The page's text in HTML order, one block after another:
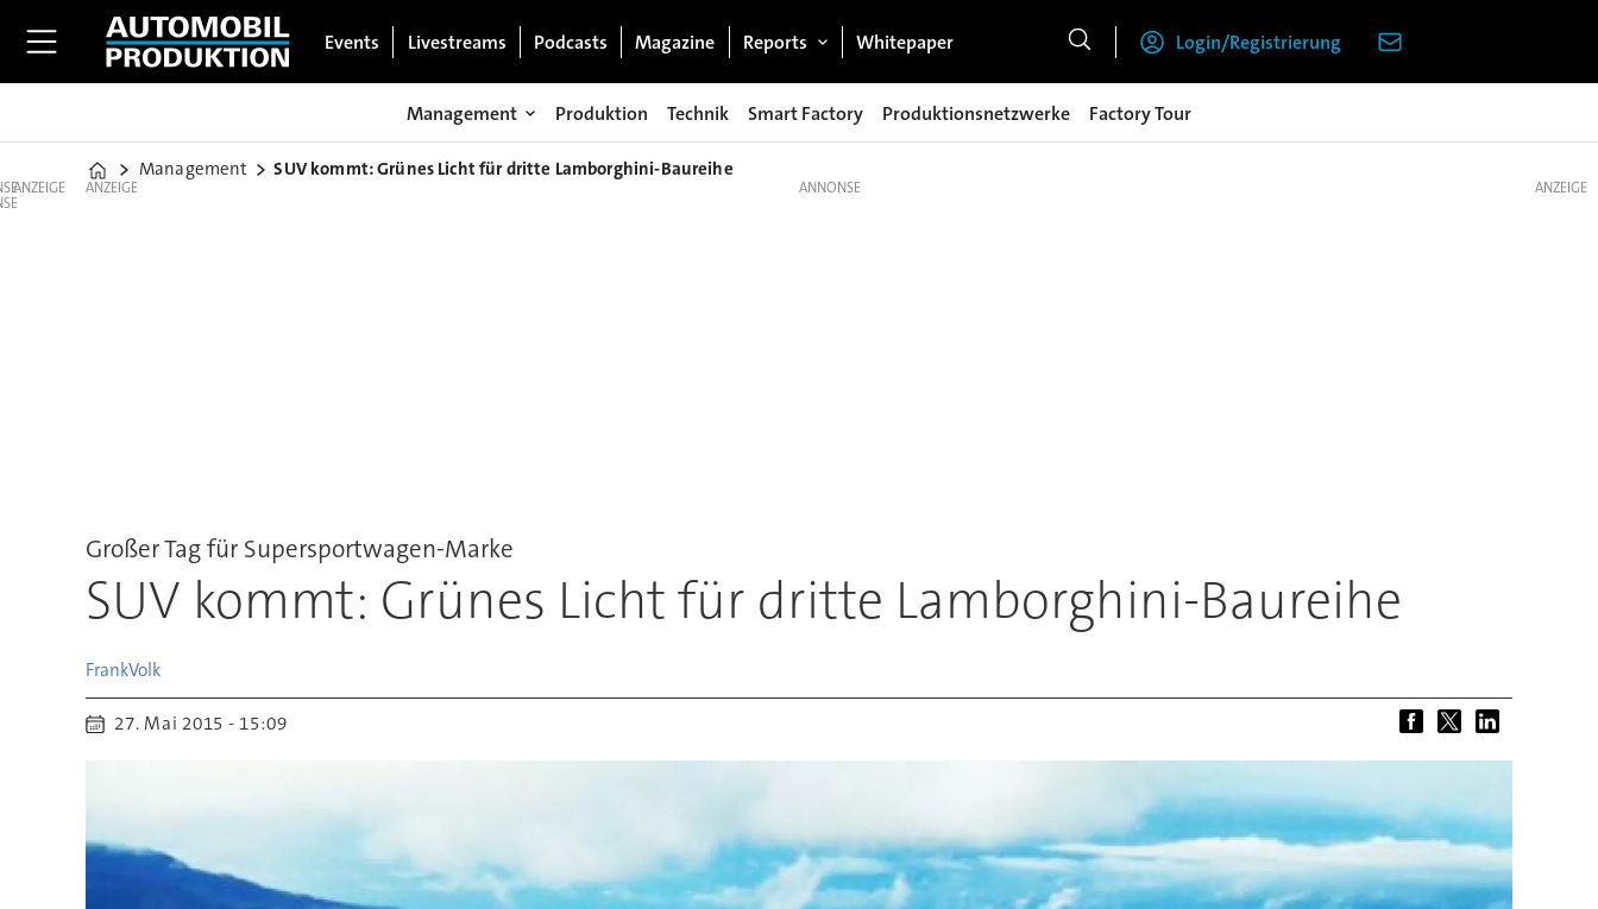
Events Livestreams Podcasts Magazine Reports Whitepaper Login/Registrierung
Management Produktion Technik Smart Factory Produktionsnetzwerke Factory Tour
Home
Management SUV kommt: Grünes Licht für dritte Lamborghini-Baureihe
ANZEIGE ANZEIGE
Großer Tag für Supersportwagen-Marke
SUV kommt: Grünes Licht für dritte Lamborghini-Baureihe
FrankVolk
27. Mai 2015 - 15:09
ANZEIGE